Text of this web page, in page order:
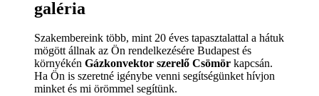
galéria
Szakembereink több, mint 20 éves tapasztalattal a hátuk
mögött állnak az Ön rendelkezésére Budapest és
környékén Gázkonvektor szerelő Csömör kapcsán.
Ha Ön is szeretné igénybe venni segítségünket hívjon
minket és mi örömmel segítünk.